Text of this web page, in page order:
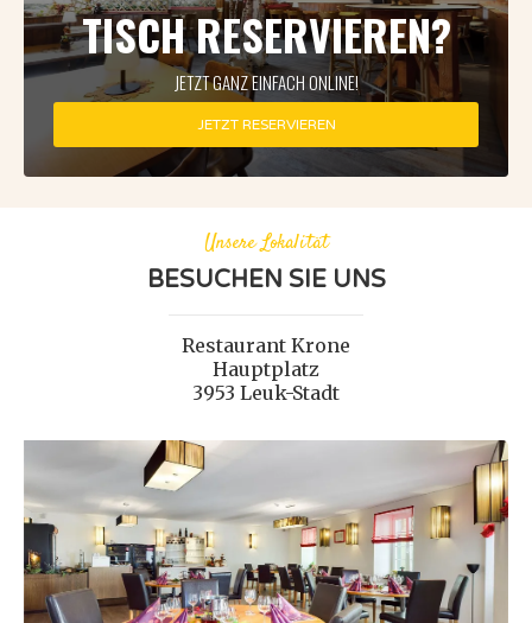
TISCH RESERVIEREN?
JETZT GANZ EINFACH ONLINE!
JETZT RESERVIEREN
Unsere Lokalität
BESUCHEN SIE UNS
Restaurant Krone
Hauptplatz
3953 Leuk-Stadt